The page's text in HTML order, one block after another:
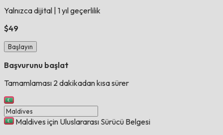
Yalnızca dijital 1 yıl geçerlilik
$49
Başlayın
Başvurunu başlat
Tamamlaması 2 dakikadan kısa sürer
Maldives için Uluslararası Sürücü Belgesi